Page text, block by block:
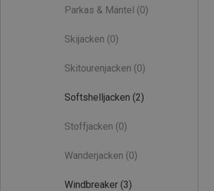
Parkas & Mäntel (0)
Skijacken (0)
Skitourenjacken (0)
Softshelljacken (2)
Stoffjacken (0)
Wanderjacken (0)
Windbreaker (3)